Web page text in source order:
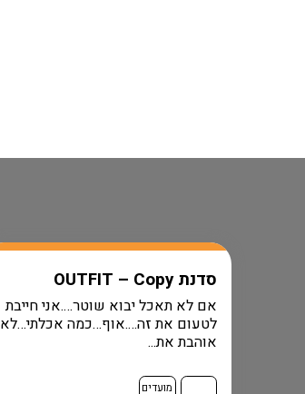
סדנת OUTFIT – Copy
אם לא תאכל יבוא שוטר….אני חייבת
לטעום את זה….אוף…כמה אכלתי…לא
אוהבת את...
מועדים